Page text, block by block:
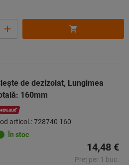
de dezizolat, Lungimea
160mm
articol.: 728740 160
În stoc
14,48 €
Preț per 1 buc.